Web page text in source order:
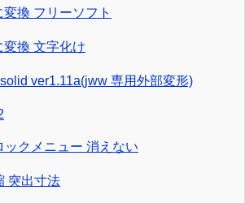
換 フリーソフト
換 文字化け
ver1.11a(jww 専用外部変形)
ックメニュー 消えない
突出寸法